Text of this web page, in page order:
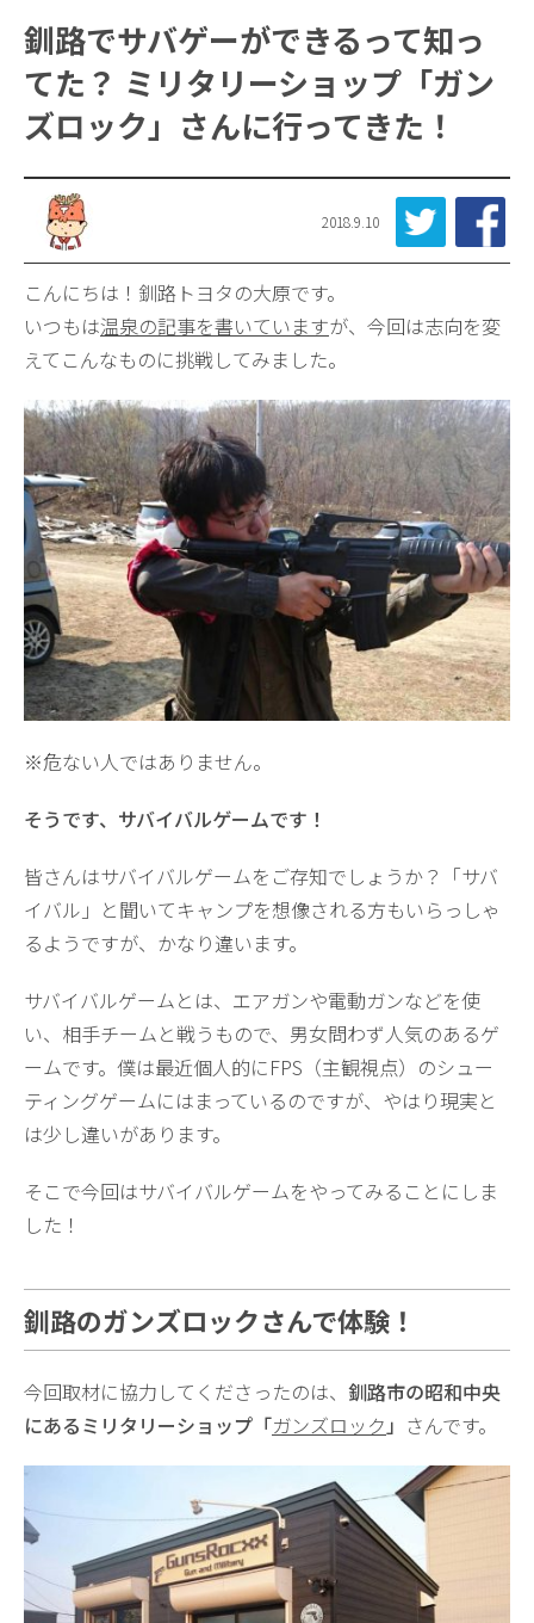
釧路でサバゲーができるって知っ
てた？ ミリタリーショップ「ガン
ズロック」さんに行ってきた！
2018.9.10
こんにちは！釧路トヨタの大原です。
いつもは温泉の記事を書いていますが、今回は志向を変
えてこんなものに挑戦してみました。
※危ない人ではありません。
そうです、サバイバルゲームです！
皆さんはサバイバルゲームをご存知でしょうか？「サバ
イバル」と聞いてキャンプを想像される方もいらっしゃ
るようですが、かなり違います。
サバイバルゲームとは、エアガンや電動ガンなどを使
い、相手チームと戦うもので、男女問わず人気のあるゲ
ームです。僕は最近個人的にFPS（主観視点）のシュー
ティングゲームにはまっているのですが、やはり現実と
は少し違いがあります。
そこで今回はサバイバルゲームをやってみることにしま
した！
釧路のガンズロックさんで体験！
今回取材に協力してくださったのは、 釧路市の昭和中央
にあるミリタリーショップ「ガンズロック」 さんです。